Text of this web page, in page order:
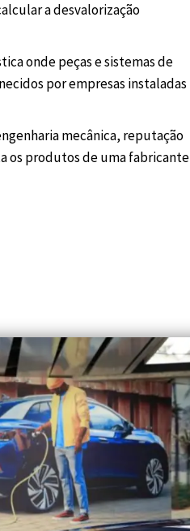
a desvalorização
onde peças e sistemas de
por empresas instaladas
mecânica, reputação
os produtos de uma fabricante